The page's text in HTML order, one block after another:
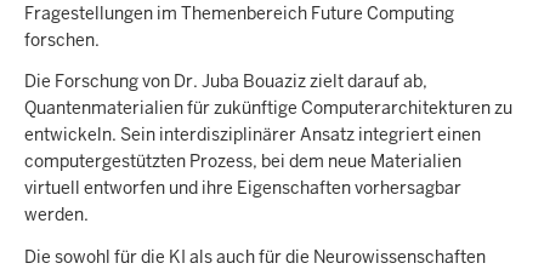
Fragestellungen im Themenbereich Future Computing
forschen.
Die Forschung von Dr. Juba Bouaziz zielt darauf ab,
Quantenmaterialien für zukünftige Computerarchitekturen zu
entwickeln. Sein interdisziplinärer Ansatz integriert einen
computergestützten Prozess, bei dem neue Materialien
virtuell entworfen und ihre Eigenschaften vorhersagbar
werden.
Die sowohl für die KI als auch für die Neurowissenschaften